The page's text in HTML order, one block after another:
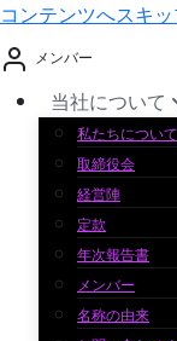
コンテンツへスキ
メンバー
当社について
私たちについて
取締役会
経営陣
定款
年次報告書
メンバー
名称の由来